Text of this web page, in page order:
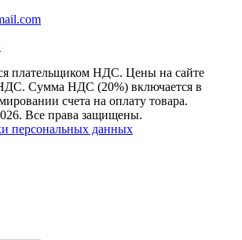
плательщиком НДС. Цены на сайте
НДС. Сумма НДС (20%) включается в
счета на оплату товара.
Все права защищены.
персональных данных